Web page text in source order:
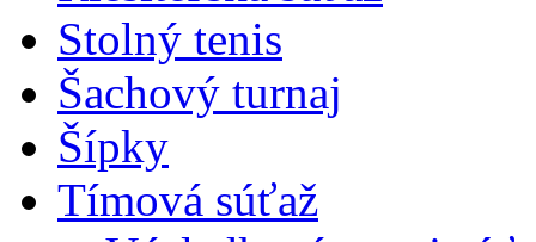
Stolný tenis
Šachový turnaj
Šípky
Tímová súťaž